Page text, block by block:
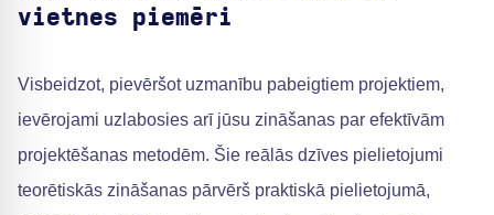
vietnes piemēri
Visbeidzot, pievēršot uzmanību pabeigtiem projektiem,
ievērojami uzlabosies arī jūsu zināšanas par efektīvām
projektēšanas metodēm. Šie reālās dzīves pielietojumi
teorētiskās zināšanas pārvērš praktiskā pielietojumā,